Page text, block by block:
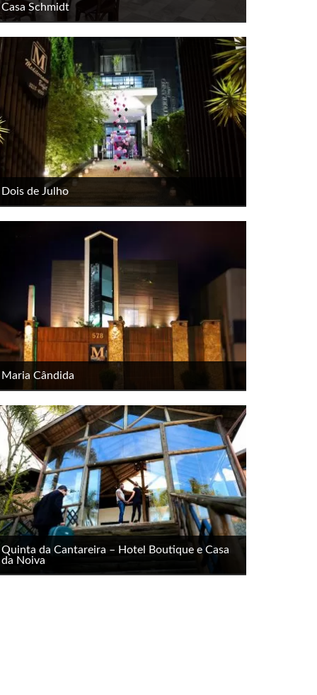
Casa Schmidt
Dois de Julho
Maria Cândida
Quinta da Cantareira – Hotel Boutique e Casa
da Noiva